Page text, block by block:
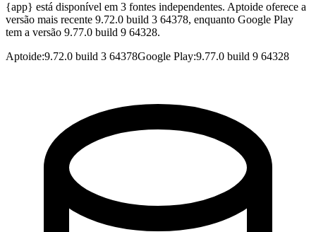
{app} está disponível em 3 fontes independentes. Aptoide oferece a
versão mais recente 9.72.0 build 3 64378, enquanto Google Play
tem a versão 9.77.0 build 9 64328.
Aptoide:9.72.0 build 3 64378Google Play:9.77.0 build 9 64328